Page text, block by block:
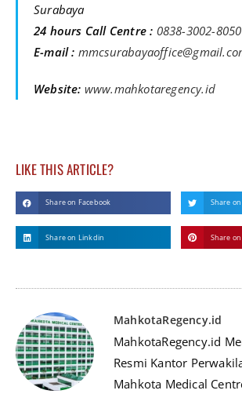
Surabaya
24 hours Call Centre : 0838-3002-8050
E-mail :
Website: www.mahkotaregency.id
LIKE THIS ARTICLE?
Share on Facebook Share
Share on Linkdin Share
MahkotaRegency.id
MahkotaRegency.id
Resmi Kantor
Mahkota Medical